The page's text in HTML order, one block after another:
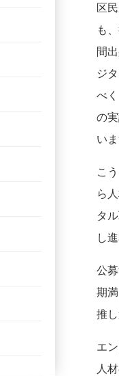
区
も
間
ジ
べ
の
いま
こ
ら
タ
し
公
期
推
エ
人